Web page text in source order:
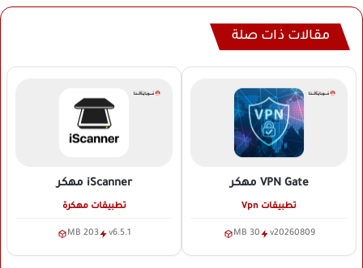
مقالات ذات صلة
VPN Gate مهكر
تطبيقات Vpn
v20260809
30 MB
iScanner مهكر
تطبيقات مهكرة
v6.5.1
203 MB